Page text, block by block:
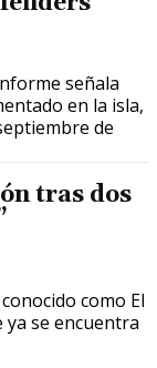
señala
en la isla,
de
tras dos
como El
ya se encuentra